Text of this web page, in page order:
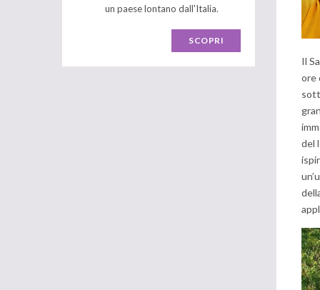
Il
ore
del
un paese lontano dall'Italia.
SCOPRI